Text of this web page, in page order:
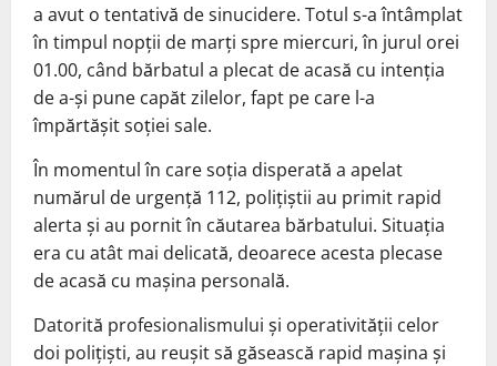
a avut o tentativă de sinucidere. Totul s-a întâmplat
în timpul nopții de marți spre miercuri, în jurul orei
01.00, când bărbatul a plecat de acasă cu intenția
de a-și pune capăt zilelor, fapt pe care l-a
împărtășit soției sale.
În momentul în care soția disperată a apelat
numărul de urgență 112, polițiștii au primit rapid
alerta și au pornit în căutarea bărbatului. Situația
era cu atât mai delicată, deoarece acesta plecase
de acasă cu mașina personală.
Datorită profesionalismului și operativității celor
doi polițiști, au reușit să găsească rapid mașina și